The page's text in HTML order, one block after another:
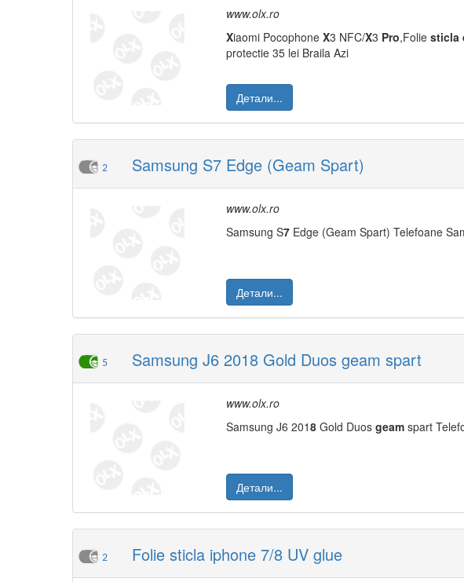
www.olx.ro
Xiaomi Pocophone X3 NFC/X3 Pro,Folie sticla
protectie 35 lei Braila Azi
Детали...
2 Samsung S7 Edge (Geam Spart)
www.olx.ro
Samsung S7 Edge (Geam Spart) Telefoane
Детали...
5 Samsung J6 2018 Gold Duos geam spart
www.olx.ro
Samsung J6 2018 Gold Duos geam spart
Детали...
2 Folie sticla iphone 7/8 UV glue